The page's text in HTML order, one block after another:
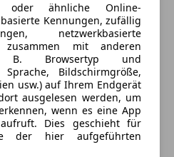
oder ähnliche Online-
Kennungen, zufällig
netzwerkbasierte
zusammen mit anderen
B. Browsertyp und
Sprache, Bildschirmgröße,
usw.) auf Ihrem Endgerät
ausgelesen werden, um
wenn es eine App
Dies geschieht für
der hier aufgeführten